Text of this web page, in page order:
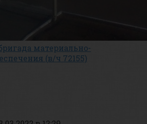
материально-
(в/ч 72155)